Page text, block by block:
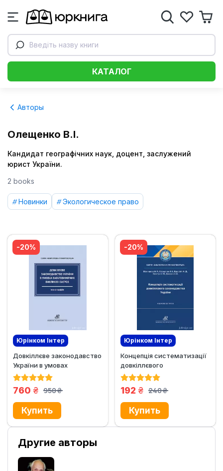
Введіть назву книги
КАТАЛОГ
Авторы
Олещенко В.І.
Кандидат географічних наук, доцент, заслужений
юрист України.
2 books
Новинки Экологическое право
Юрінком Iнтер
Эксклюзив Новинка
Довкіллєве законодавство
України в умовах
багатовимірних викликів і
-20%
950
грн.
760 грн.
Юрінком Iнтер
Эксклюзив Новинка
Концепція систематизації
довкіллєвого
законодавства України
-20%
240
грн.
192 грн.
Другие авторы